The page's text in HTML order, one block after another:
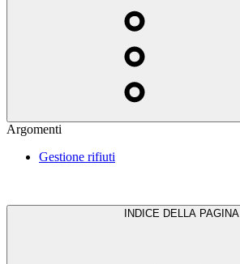
Argomenti
Gestione rifiuti
INDICE DELLA PAGINA